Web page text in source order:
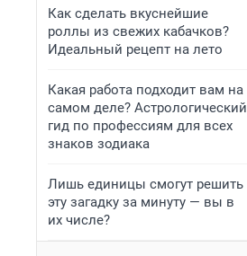
Как сделать вкуснейшие
роллы из свежих кабачков?
Идеальный рецепт на лето
Какая работа подходит вам на
самом деле? Астрологический
гид по профессиям для всех
знаков зодиака
Лишь единицы смогут решить
эту загадку за минуту — вы в
их числе?